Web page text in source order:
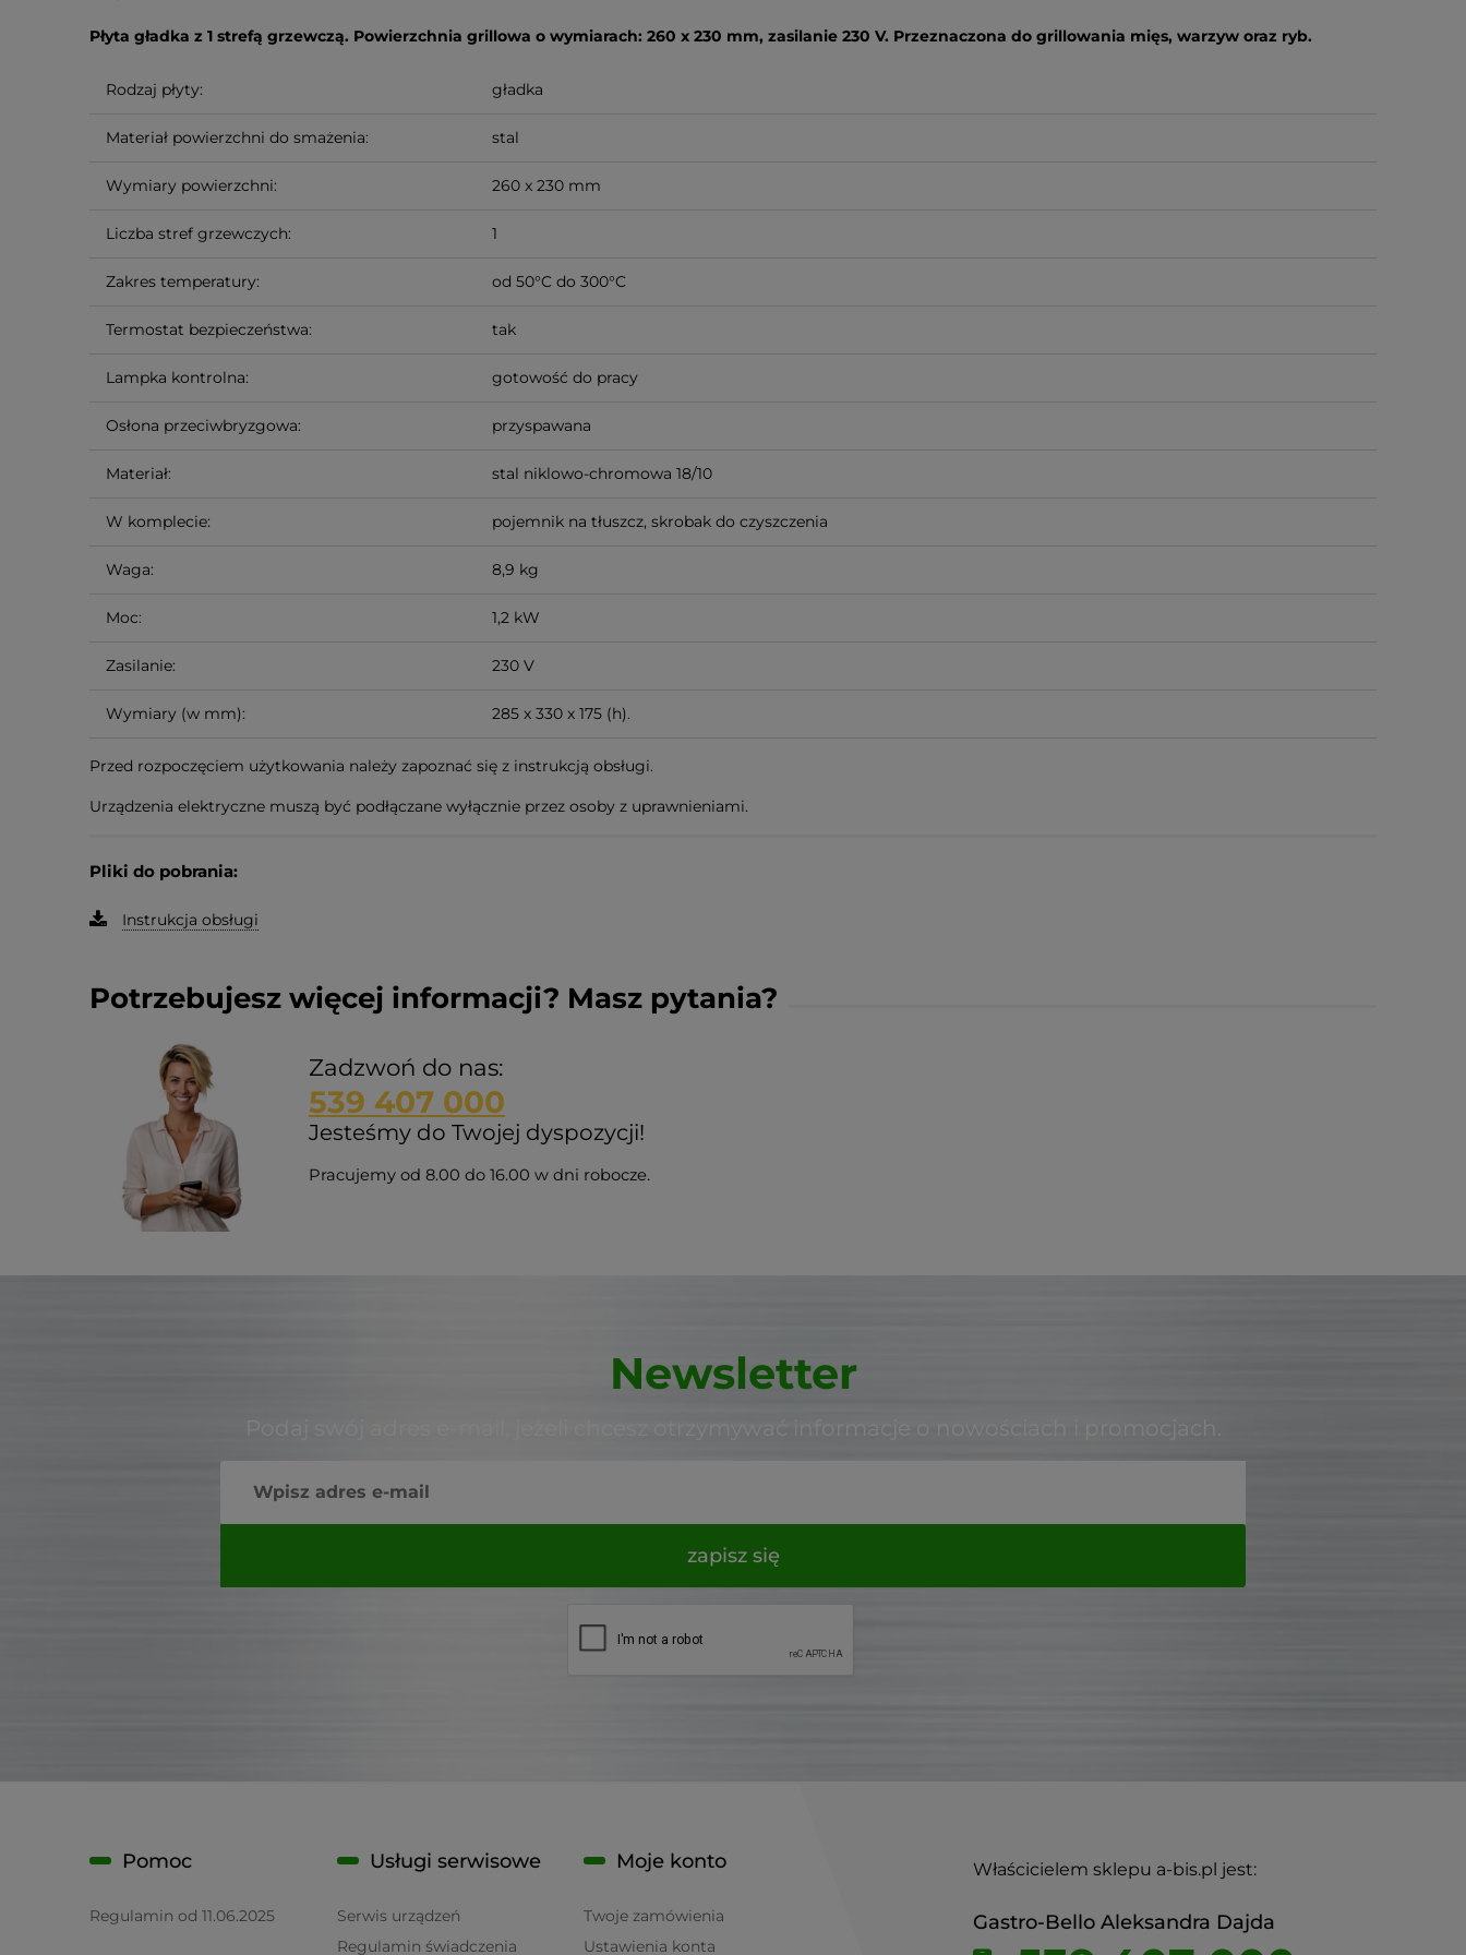
Płyta gładka z 1 strefą grzewczą. Powierzchnia grillowa o wymiarach: 260 x 230 mm, zasilanie 230 V. Przeznaczona do grillowania mięs, warzyw oraz ryb.
Rodzaj płyty: gładka
Materiał powierzchni do smażenia: stal
Wymiary powierzchni: 260 x 230 mm
Liczba stref grzewczych: 1
Zakres temperatury: od 50°C do 300°C
Termostat bezpieczeństwa: tak
Lampka kontrolna: gotowość do pracy
Osłona przeciwbryzgowa: przyspawana
Materiał: stal niklowo-chromowa 18/10
W komplecie: pojemnik na tłuszcz, skrobak do czyszczenia
Waga: 8,9 kg
Moc: 1,2 kW
Zasilanie: 230 V
Wymiary (w mm): 285 x 330 x 175 (h).
Przed rozpoczęciem użytkowania należy zapoznać się z instrukcją obsługi.
Urządzenia elektryczne muszą być podłączane wyłącznie przez osoby z uprawnieniami.
Pliki do pobrania:
Instrukcja obsługi
Potrzebujesz więcej informacji? Masz pytania?
Zadzwoń do nas:
539 407 000
Jesteśmy do Twojej dyspozycji!
Pracujemy od 8.00 do 16.00 w dni robocze.
Newsletter
Podaj swój adres e-mail, jeżeli chcesz otrzymywać informacje o nowościach i promocjach.
zapisz się
Właścicielem sklepu a-bis.pl jest:
Gastro-Bello Aleksandra Dajda
Pomoc
Regulamin od 11.06.2025
Usługi serwisowe
Serwis urządzeń
Regulamin świadczenia
Moje konto
Twoje zamówienia
Ustawienia konta